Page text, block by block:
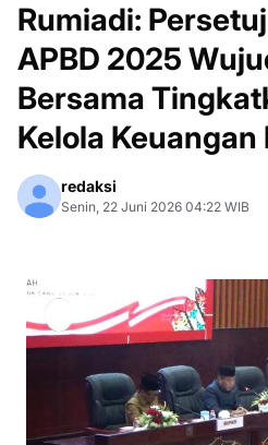
Rumiadi:
APBD 2025
Bersama
Kelola Keuangan
redaksi
Senin, 22 Juni 2026 04:22 WIB